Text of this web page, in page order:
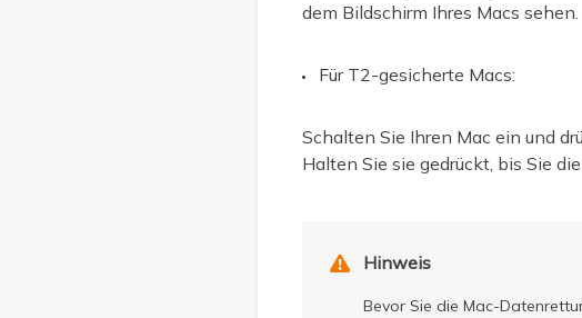
dem Bildschirm Ihres Macs sehen.
Für T2-gesicherte Macs:
Schalten Sie Ihren Mac ein und
Halten Sie sie gedrückt, bis Sie
 Hinweis
Bevor Sie die Mac-